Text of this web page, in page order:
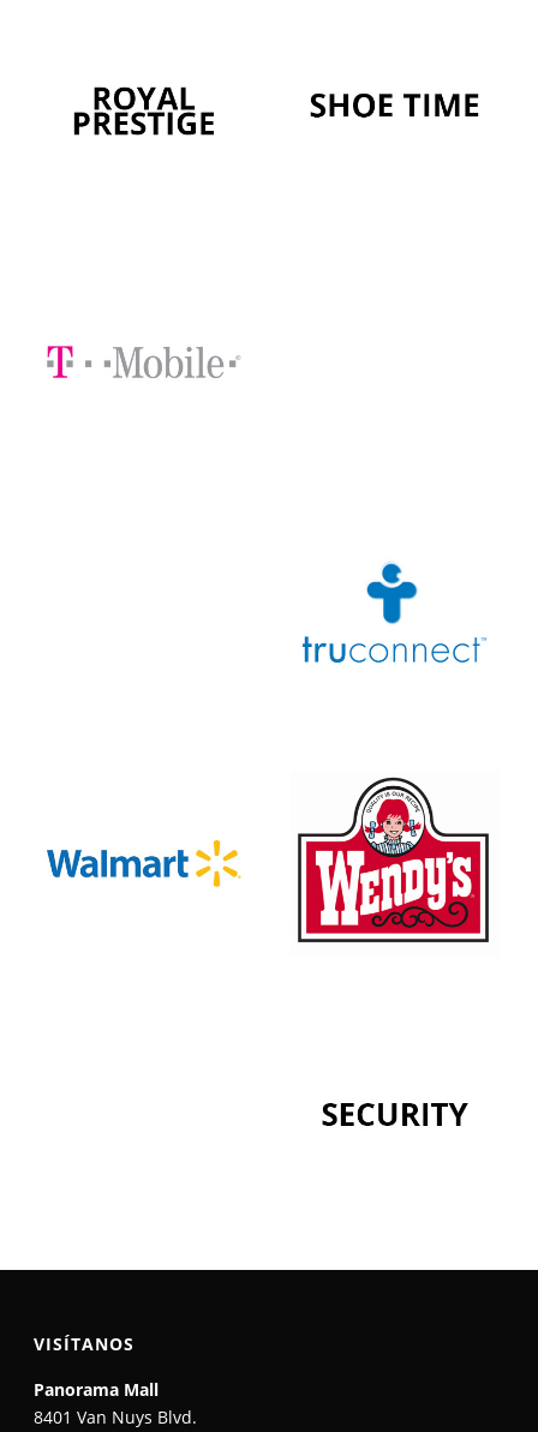
VISÍTANOS
Panorama Mall
8401 Van Nuys Blvd.